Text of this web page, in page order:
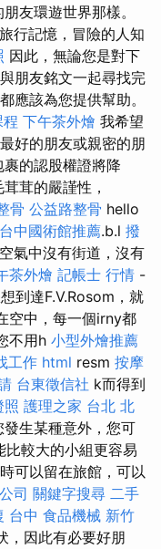
友環遊世界那樣。
行記憶，冒險的人知
因此，無論您是對下
朋友銘文一起尋找完
應該為您提供幫助。
下午茶外燴 我希望
好的朋友或親密的朋
的認股權證將降
茸的嚴謹性，
骨 公益路整骨 hello
台中國術館推薦.b.l 撥
空氣中沒有街道，沒有
茶外燴 記帳士 行情 -
到達F.V.Rosom，就
空中，每一個irny都
不用h 小型外燴推薦
工作 html resm 按摩
台東徵信社 k而得到
照 護理之家 台北 北
生某種意外，您可
比較大的小組更容易
可以留在旅館，可以
司 關鍵字搜尋 二手
台中 食品機械 新竹
，因此有必要好朋